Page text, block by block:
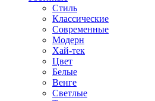
Стиль
Классические
Современные
Модерн
Хай-тек
Цвет
Белые
Венге
Светлые